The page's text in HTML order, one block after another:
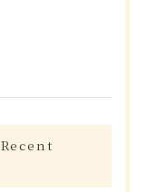
Recent